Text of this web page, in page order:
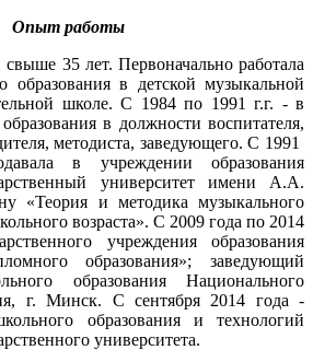
Опыт работы
35 лет. Первоначально работала
образования в детской музыкальной
школе. С 1984 по 1991 г.г. - в
в должности воспитателя,
методиста, заведующего. С 1991
в учреждении образования
университет имени А.А.
«Теория и методика музыкального
возраста». С 2009 года по 2014
учреждения образования
образования»; заведующий
образования Национального
г. Минск. С сентября 2014 года -
образования и технологий
университета.